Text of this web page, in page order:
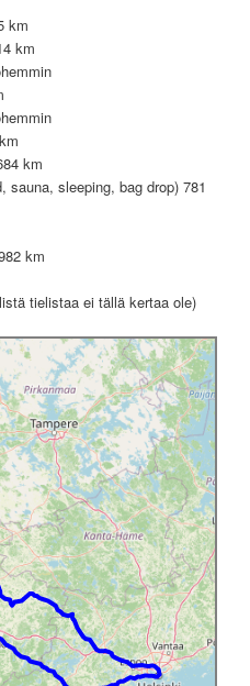
km
km
km
sauna, sleeping, bag drop) 781
km
tielistaa ei tällä kertaa ole)